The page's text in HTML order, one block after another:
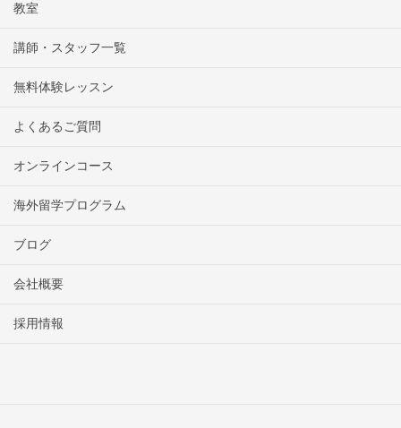
教室
講師・スタッフ一覧
無料体験レッスン
よくあるご質問
オンラインコース
海外留学プログラム
ブログ
会社概要
採用情報